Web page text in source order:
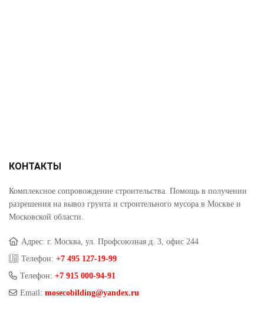
КОНТАКТЫ
Комплексное сопровождение строительства. Помощь в получении
разрешения на вывоз грунта и строительного мусора в Москве и
Московской области.
Адрес: г. Москва, ул. Профсоюзная д. 3, офис 244
Телефон: +7 495 127-19-99
Телефон: +7 915 000-94-91
Email: mosecobilding@yandex.ru